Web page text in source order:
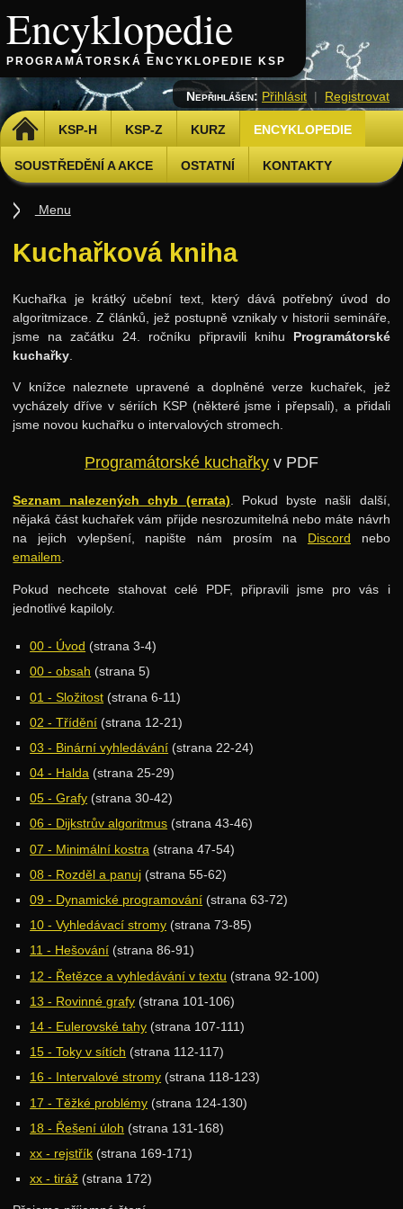
Encyklopedie
PROGRAMÁTORSKÁ ENCYKLOPEDIE KSP
DOMŮ KSP-H KSP-Z KURZ ENCYKLOPEDIE
SOUSTŘEDĚNÍ A AKCE OSTATNÍ KONTAKTY
Nepřihlášen: Přihlásit | Registrovat
Kuchařková kniha
Kuchařka je krátký učební text, který dává potřebný úvod do
algoritmizace. Z článků, jež postupně vznikaly v historii semináře,
jsme na začátku 24. ročníku připravili knihu Programátorské
kuchařky
V knížce naleznete upravené a doplněné verze kuchařek, jež
vycházely dříve v sériích KSP (některé jsme i přepsali), a přidali
jsme novou kuchařku o intervalových stromech.
Programátorské kuchařky v PDF
Seznam nalezených chyb (errata) . Pokud byste našli další,
nějaká část kuchařek vám přijde nesrozumitelná nebo máte návrh
na jejich vylepšení, napište nám prosím na Discord nebo
emailem
Pokud nechcete stahovat celé PDF, připravili jsme pro vás i
jednotlivé kapiloly.
00 - Úvod (strana 3-4)
00 - obsah (strana 5)
01 - Složitost (strana 6-11)
02 - Třídění (strana 12-21)
03 - Binární vyhledávání (strana 22-24)
04 - Halda (strana 25-29)
05 - Grafy (strana 30-42)
06 - Dijkstrův algoritmus (strana 43-46)
07 - Minimální kostra (strana 47-54)
08 - Rozděl a panuj (strana 55-62)
09 - Dynamické programování (strana 63-72)
10 - Vyhledávací stromy (strana 73-85)
11 - Hešování (strana 86-91)
12 - Řetězce a vyhledávání v textu (strana 92-100)
13 - Rovinné grafy (strana 101-106)
14 - Eulerovské tahy (strana 107-111)
15 - Toky v sítích (strana 112-117)
16 - Intervalové stromy (strana 118-123)
17 - Těžké problémy (strana 124-130)
18 - Řešení úloh (strana 131-168)
xx - rejstřík (strana 169-171)
xx - tiráž (strana 172)
Menu
Základní algoritmy
Složitost
Algoritmizační techniky
Binární vyhledávání
Rozděl a panuj
Dynamické programování
Vyhledávací stromy
Hešování
Intervalové stromy
Algoritmy
Třídění
Hledání v textu
Grafy
Grafy
Minimální kostry
Toky v sítích
Maximální párování
Hopcroft-Karp
Teorie čísel
Pravděpodobnost
Vektory
Integrály